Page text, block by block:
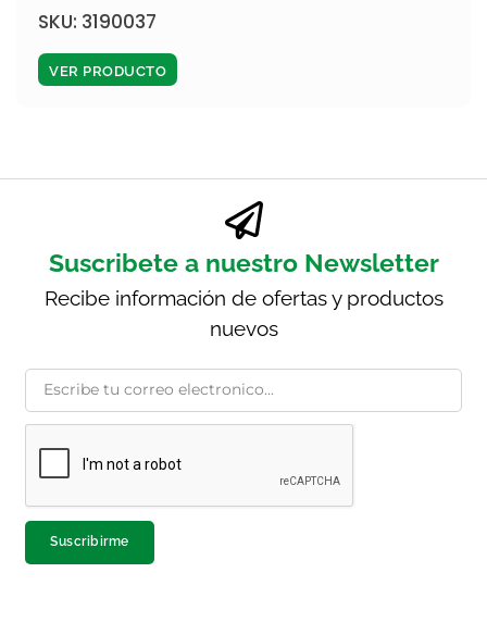
SKU: 3190037
VER PRODUCTO
Suscribete a nuestro Newsletter
Recibe información de ofertas y productos
nuevos
Suscribirme